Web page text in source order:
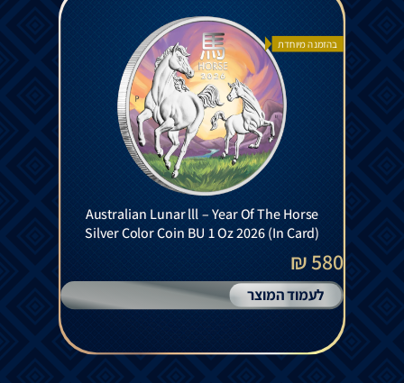
בהזמנה מיוחדת
Australian Lunar lll – Year Of The Horse
Silver Color Coin BU 1 Oz 2026 (In Card)
580 ₪
לעמוד המוצר